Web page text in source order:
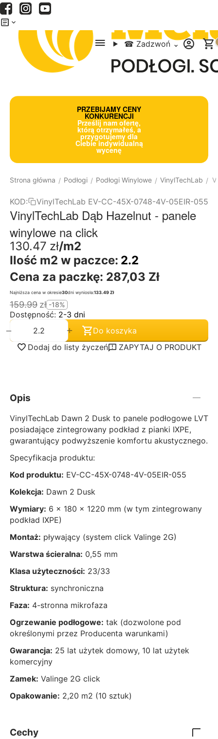
☎ Zadzwoń ⌄
PRZEBIJAMY CENY
KONKURENCJI
Prześlij nam ofertę,
którą otrzymałeś, a
przygotujemy dla
Ciebie indywidualną
wycenę
Strona główna / Podłogi / Podłogi Winylowe / VinylTechLab /
KOD: VinylTechLab EV-CC-45X-0748-4V-05EIR-055
VinylTechLab Dąb Hazelnut - panele
winylowe na click
130.47 zł/m2
Ilość m2 w paczce: 2.2
Cena za paczkę: 287,03 Zł
Najniższa cena w okresie30dni wyniosła:133.49 Zł
159.99 zł -18%
Dostępność: 2-3 dni
+
−
Do koszyka
Dodaj do listy życzeń
ZAPYTAJ O PRODUKT
Opis
VinylTechLab Dawn 2 Dusk to panele podłogowe LVT
posiadające zintegrowany podkład z pianki IXPE,
gwarantujący podwyższenie komfortu akustycznego.
Specyfikacja produktu:
Kod produktu: EV-CC-45X-0748-4V-05EIR-055
Kolekcja: Dawn 2 Dusk
Wymiary: 6 x 180 x 1220 mm (w tym zintegrowany
podkład IXPE)
Montaż: pływający (system click Valinge 2G)
Warstwa ścieralna: 0,55 mm
Klasa użyteczności: 23/33
Struktura: synchroniczna
Faza: 4-stronna mikrofaza
Ogrzewanie podłogowe: tak (dozwolone pod
określonymi przez Producenta warunkami)
Gwarancja: 25 lat użytek domowy, 10 lat użytek
komercyjny
Zamek: Valinge 2G click
Opakowanie: 2,20 m2 (10 sztuk)
Cechy